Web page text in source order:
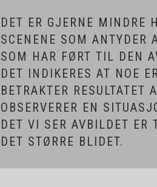
DET ER GJERNE MINDRE
SCENENE SOM ANTYDER
SOM HAR FØRT TIL DEN
DET INDIKERES AT NOE
BETRAKTER RESULTATET
OBSERVERER EN
DET VI SER AVBILDET ER
DET STØRRE BLIDET.